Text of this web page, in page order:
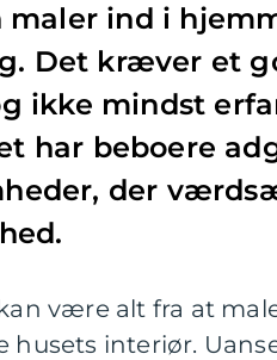
maler ind i
Det kræver et
ikke mindst
har beboere
der
være alt fra at
husets interiør.